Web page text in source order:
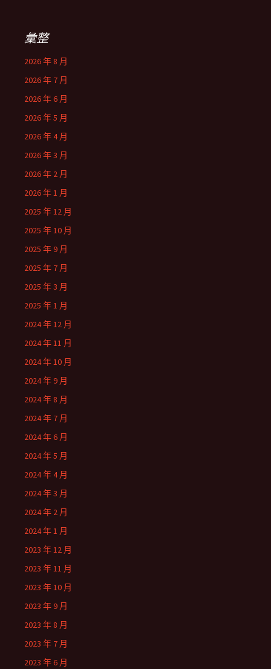
彙整
2026 年 8 月
2026 年 7 月
2026 年 6 月
2026 年 5 月
2026 年 4 月
2026 年 3 月
2026 年 2 月
2026 年 1 月
2025 年 12 月
2025 年 10 月
2025 年 9 月
2025 年 7 月
2025 年 3 月
2025 年 1 月
2024 年 12 月
2024 年 11 月
2024 年 10 月
2024 年 9 月
2024 年 8 月
2024 年 7 月
2024 年 6 月
2024 年 5 月
2024 年 4 月
2024 年 3 月
2024 年 2 月
2024 年 1 月
2023 年 12 月
2023 年 11 月
2023 年 10 月
2023 年 9 月
2023 年 8 月
2023 年 7 月
2023 年 6 月